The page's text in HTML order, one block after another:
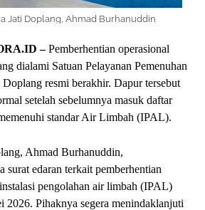
Jati Doplang, Ahmad Burhanuddin
–Pemberhentian operasional
dialami Satuan Pelayanan Pemenuhan
resmi berakhir. Dapur tersebut
setelah sebelumnya masuk daftar
standar Air Limbah (IPAL).
Ahmad Burhanuddin,
surat edaran terkait pemberhentian
pengolahan air limbah (IPAL)
2026. Pihaknya segera menindaklanjuti